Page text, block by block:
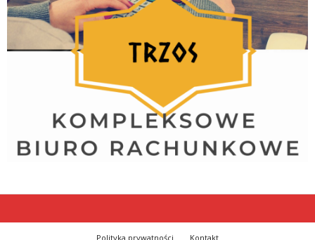
Polityka prywatności Kontakt